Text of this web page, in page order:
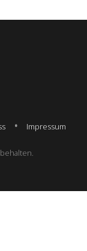
Impressum